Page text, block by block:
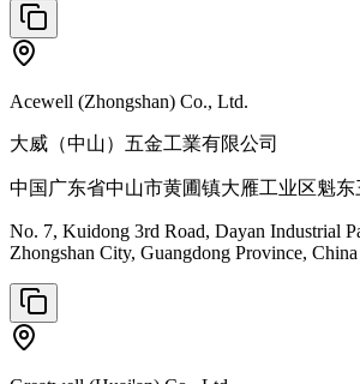
Acewell (Zhongshan) Co., Ltd.
大威（中山）五金工業有限公司
中国广东省中山市黄圃镇大雁工业区魁东
No. 7, Kuidong 3rd Road, Dayan Industrial
Zhongshan City, Guangdong Province,